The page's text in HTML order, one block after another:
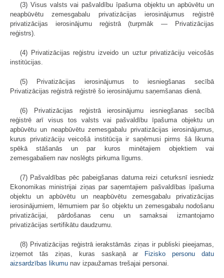
(3) Visus valsts vai pašvaldību īpašuma objektu un apbūvētu un
neapbūvētu zemesgabalu privatizācijas ierosinājumus reģistrē
privatizācijas ierosinājumu reģistrā (turpmāk — Privatizācijas
reģistrs).
(4) Privatizācijas reģistru izveido un uztur privatizāciju veicošās
institūcijas.
(5) Privatizācijas ierosinājumus to iesniegšanas secībā
Privatizācijas reģistrā reģistrē šo ierosinājumu saņemšanas dienā.
(6) Privatizācijas reģistrā ierosinājumu iesniegšanas secībā
reģistrē arī visus tos valsts vai pašvaldību īpašuma objektu un
apbūvētu un neapbūvētu zemesgabalu privatizācijas ierosinājumus,
kurus privatizāciju veicošā institūcija ir saņēmusi pirms šā likuma
spēkā stāšanās un par kuros minētajiem objektiem vai
zemesgabaliem nav noslēgts pirkuma līgums.
(7) Pašvaldības pēc pabeigšanas datuma reizi ceturksnī iesniedz
Ekonomikas ministrijai ziņas par saņemtajiem pašvaldības īpašuma
objektu un apbūvētu un neapbūvētu zemesgabalu privatizācijas
ierosinājumiem, lēmumiem par šo objektu un zemesgabalu nodošanu
privatizācijai, pārdošanas cenu un samaksai izmantojamo
privatizācijas sertifikātu daudzumu.
(8) Privatizācijas reģistrā ierakstāmās ziņas ir publiski pieejamas,
izņemot tās ziņas, kuras saskaņā ar
Fizisko personu datu
aizsardzības likumu nav izpaužamas trešajai personai.